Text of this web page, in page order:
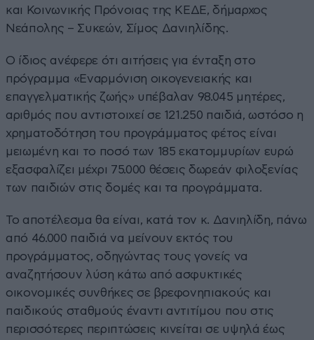
και Κοινωνικής Πρόνοιας της ΚΕΔΕ, δήμαρχος
Νεάπολης – Συκεών, Σίμος Δανιηλίδης.
Ο ίδιος ανέφερε ότι αιτήσεις για ένταξη στο
πρόγραμμα «Εναρμόνιση οικογενειακής και
επαγγελματικής ζωής» υπέβαλαν 98.045 μητέρες,
αριθμός που αντιστοιχεί σε 121.250 παιδιά, ωστόσο η
χρηματοδότηση του προγράμματος φέτος είναι
μειωμένη και το ποσό των 185 εκατομμυρίων ευρώ
εξασφαλίζει μέχρι 75.000 θέσεις δωρεάν φιλοξενίας
των παιδιών στις δομές και τα προγράμματα.
Το αποτέλεσμα θα είναι, κατά τον κ. Δανιηλίδη, πάνω
από 46.000 παιδιά να μείνουν εκτός του
προγράμματος, οδηγώντας τους γονείς να
αναζητήσουν λύση κάτω από ασφυκτικές
οικονομικές συνθήκες σε βρεφονηπιακούς και
παιδικούς σταθμούς έναντι αντιτίμου που στις
περισσότερες περιπτώσεις κινείται σε υψηλά έως